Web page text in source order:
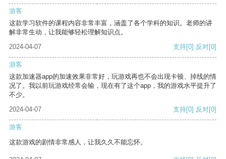
游客
这款学习软件的课程内容非常丰富，涵盖了各个学科的知识。老师的讲
解非常生动，让我能够轻松理解知识点。
2024-04-07
支持[0] 反对[0]
游客
这款加速器app的加速效果非常好，玩游戏再也不会出现卡顿、掉线的情
况了。我以前玩游戏经常会输，现在有了这个app，我的游戏水平提升了
不少。
2024-04-07
支持[0] 反对[0]
游客
这款游戏的剧情非常感人，让我久久不能忘怀。